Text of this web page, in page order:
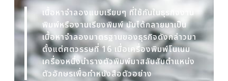
เนื้อหาจำลองแบบเรียบๆ ที่ใช้กันในธุรกิจงาน
พิมพ์หรืองานเรียงพิมพ์ มันได้กลายมาเป็น
เนื้อหาจำลองมาตรฐานของธุรกิจดังกล่าวมา
ตั้งแต่ศตวรรษที่ 16 เมื่อเครื่องพิมพ์โนเนม
เครื่องหนึ่งนำรางตัวพิมพ์มาสลับสับตำแหน่ง
ตัวอักษรเพื่อทำหนังสือตัวอย่าง